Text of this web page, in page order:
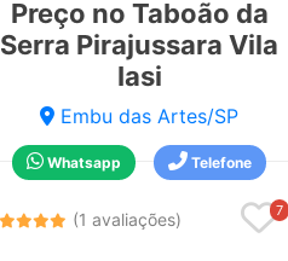
Preço no Taboão da
Serra Pirajussara Vila
Iasi
Embu das Artes/SP
Whatsapp Telefone
(1 avaliações) 7